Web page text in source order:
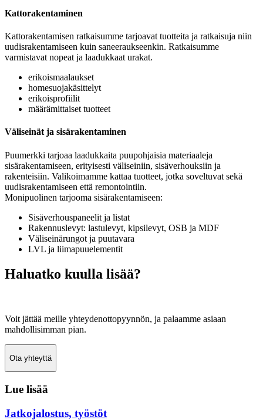
Kattorakentaminen
Kattorakentamisen ratkaisumme tarjoavat tuotteita ja ratkaisuja niin
uudisrakentamiseen kuin saneeraukseenkin. Ratkaisumme
varmistavat nopeat ja laadukkaat urakat.
erikoismaalaukset
homesuojakäsittelyt
erikoisprofiilit
määrämittaiset tuotteet
Väliseinät ja sisärakentaminen
Puumerkki tarjoaa laadukkaita puupohjaisia materiaaleja
sisärakentamiseen, erityisesti väliseiniin, sisäverhouksiin ja
rakenteisiin. Valikoimamme kattaa tuotteet, jotka soveltuvat sekä
uudisrakentamiseen että remontointiin.
Monipuolinen tarjooma sisärakentamiseen:
Sisäverhouspaneelit ja listat
Rakennuslevyt: lastulevyt, kipsilevyt, OSB ja MDF
Väliseinärungot ja puutavara
LVL ja liimapuuelementit
Haluatko kuulla lisää?
Voit jättää meille yhteydenottopyynnön, ja palaamme asiaan
mahdollisimman pian.
Ota yhteyttä
Lue lisää
Jatkojalostus, työstöt